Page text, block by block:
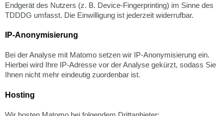
Endgerät des Nutzers (z. B. Device-Fingerprinting) im Sinne des
TDDDG umfasst. Die Einwilligung ist jederzeit widerrufbar.
IP-Anonymisierung
Bei der Analyse mit Matomo setzen wir IP-Anonymisierung ein.
Hierbei wird Ihre IP-Adresse vor der Analyse gekürzt, sodass Sie
Ihnen nicht mehr eindeutig zuordenbar ist.
Hosting